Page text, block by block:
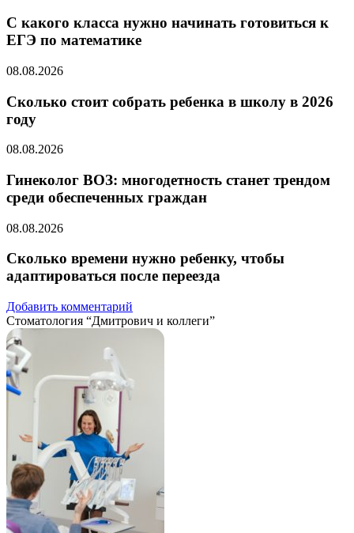
С какого класса нужно начинать готовиться к
ЕГЭ по математике
08.08.2026
Cколько стоит собрать ребенка в школу в 2026
году
08.08.2026
Гинеколог ВОЗ: многодетность станет трендом
среди обеспеченных граждан
08.08.2026
Сколько времени нужно ребенку, чтобы
адаптироваться после переезда
Добавить комментарий
Стоматология “Дмитрович и коллеги”